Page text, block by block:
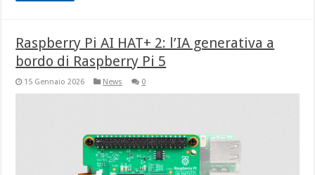
Raspberry Pi AI HAT+ 2: l’IA generativa a
bordo di Raspberry Pi 5
15 Gennaio 2026 News 0